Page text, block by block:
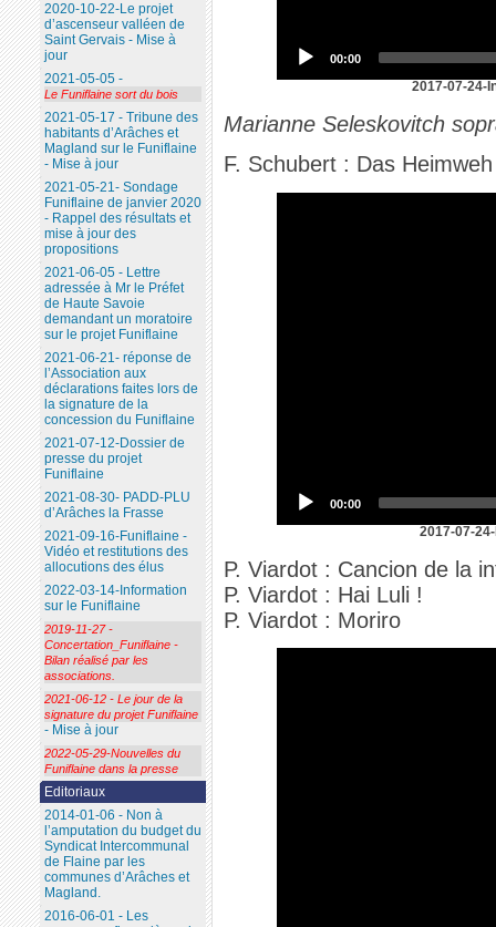
00:00
2017-07-24-
Marianne Seleskovitch
F. Schubert : Das Heimweh
00:00
2017-07-
P. Viardot : Cancion de la
P. Viardot : Hai Luli !
P. Viardot : Moriro
2020-10-22-Le projet
d’ascenseur valléen de
Saint Gervais - Mise à
jour
2021-05-05 -
Le Funiflaine sort du bois
2021-05-17 - Tribune des
habitants d’Arâches et
Magland sur le Funiflaine
- Mise à jour
2021-05-21- Sondage
Funiflaine de janvier 2020
- Rappel des résultats et
mise à jour des
propositions
2021-06-05 - Lettre
adressée à Mr le Préfet
de Haute Savoie
demandant un moratoire
sur le projet Funiflaine
2021-06-21- réponse de
l’Association aux
déclarations faites lors de
la signature de la
concession du Funiflaine
2021-07-12-Dossier de
presse du projet
Funiflaine
2021-08-30- PADD-PLU
d’Arâches la Frasse
2021-09-16-Funiflaine -
Vidéo et restitutions des
allocutions des élus
2022-03-14-Information
sur le Funiflaine
2019-11-27 -
Concertation_Funiflaine -
Bilan réalisé par les
associations.
2021-06-12 - Le jour de la
signature du projet Funiflaine
- Mise à jour
2022-05-29-Nouvelles du
Funiflaine dans la presse
Editoriaux
2014-01-06 - Non à
l’amputation du budget du
Syndicat Intercommunal
de Flaine par les
communes d’Arâches et
Magland.
2016-06-01 - Les